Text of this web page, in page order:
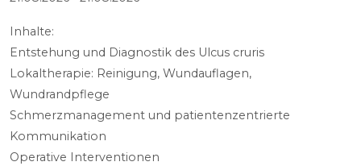
Inhalte:
Entstehung und Diagnostik des Ulcus cruris
Lokaltherapie: Reinigung, Wundauflagen,
Wundrandpflege
Schmerzmanagement und patientenzentrierte
Kommunikation
Operative Interventionen